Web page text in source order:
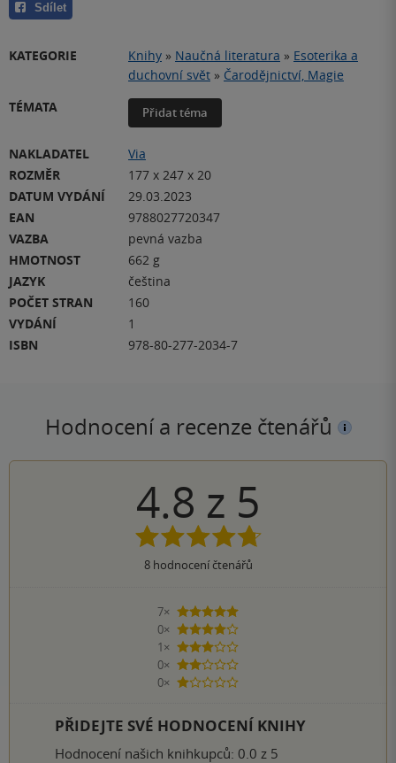
Sdílet
KATEGORIE Knihy » Naučná literatura » Esoterika a
duchovní svět » Čarodějnictví, Magie
TÉMATA
Přidat téma
NAKLADATEL
Via
ROZMĚR
177 x 247 x 20
DATUM VYDÁNÍ
29.03.2023
EAN
9788027720347
VAZBA
pevná vazba
HMOTNOST
662 g
JAZYK
čeština
POČET STRAN
160
VYDÁNÍ
1
ISBN
978-80-277-2034-7
Hodnocení a recenze čtenářů
4.8 z 5
8hodnocení čtenářů
7×
5 hvězdiček
0×
4 hvězdičky
1×
3 hvězdičky
0×
2 hvězdičky
0×
1 hvezdička
PŘIDEJTE SVÉ HODNOCENÍ KNIHY
Hodnocení našich knihkupců: 0.0 z 5